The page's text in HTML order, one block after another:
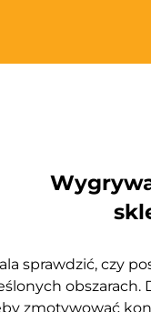
sprawdzić, czy
zmotywować